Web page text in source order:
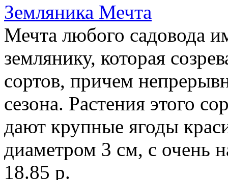
Земляника Мечта
Мечта любого садовода
землянику, которая
сортов, причем
сезона. Растения этого
дают крупные ягоды
диаметром 3 см, с очень
18.85 р.